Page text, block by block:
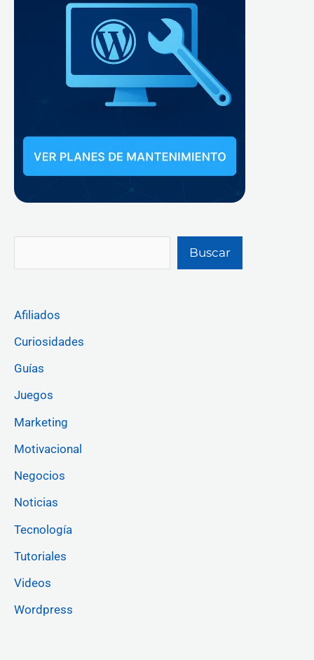
Buscar
Afiliados
Curiosidades
Guías
Juegos
Marketing
Motivacional
Negocios
Noticias
Tecnología
Tutoriales
Videos
Wordpress